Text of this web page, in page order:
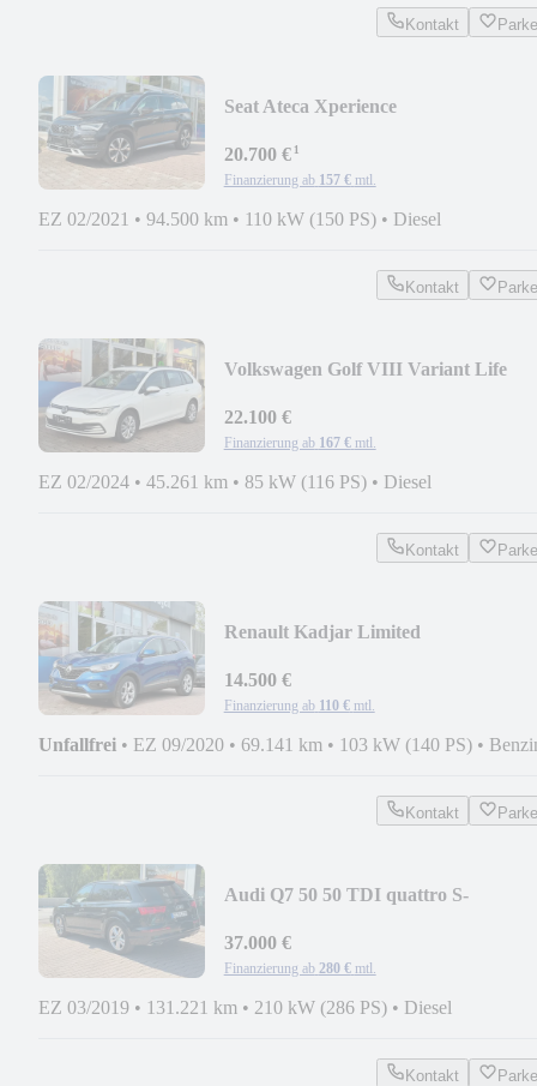
Kontakt
Seat Ateca Xperience
20.700 €¹
Finanzierung ab 157 € mtl.
EZ 02/2021 • 94.500 km • 110 kW (150 PS) • Diesel
Kontakt
Volkswagen Golf VIII Variant Life
22.100 €
Finanzierung ab 167 € mtl.
EZ 02/2024 • 45.261 km • 85 kW (116 PS) • Diesel
Kontakt
Renault Kadjar Limited
14.500 €
Finanzierung ab 110 € mtl.
Unfallfrei • EZ 09/2020 • 69.141 km • 103 kW (140 PS) •
Kontakt
Audi Q7 50 50 TDI quattro S-
37.000 €
Finanzierung ab 280 € mtl.
EZ 03/2019 • 131.221 km • 210 kW (286 PS) • Diesel
Kontakt